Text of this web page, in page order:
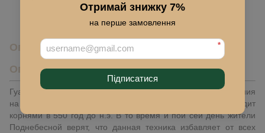
Отримай знижку 7%
на перше замовлення
*
Підписатися
В избранное
Описание
Описание
Гуаша «сердце», розовый кварц – это скребок для проведения
на лице древнекитайского массажа, история которого уходит
корнями в 550 год до н.э. В то время и пой сей день жители
Поднебесной верят, что данная техника избавляет от всех